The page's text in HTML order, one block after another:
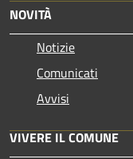
NOVITÀ
Notizie
Comunicati
Avvisi
VIVERE IL COMUNE